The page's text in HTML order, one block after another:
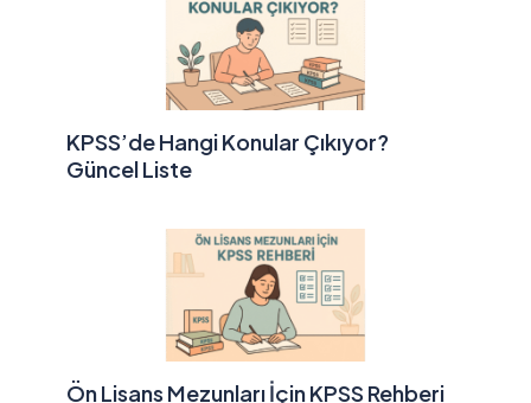
KPSS’de Hangi Konular Çıkıyor?
Güncel Liste
Ön Lisans Mezunları İçin KPSS Rehberi